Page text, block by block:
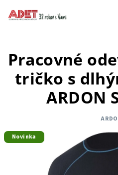
Pracovné
tričko s
ARDON
Novinka